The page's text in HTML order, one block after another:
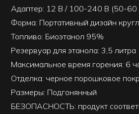
Адаптер: 12 В / 100-240 В (50-60
Форма: Портативный дизайн
Топливо: Биоэтанол 95%
Резервуар для этанола: 3,5 литра
Максимальное время горения: 6
Отделка: черное порошковое
Размеры: Подгонянный
БЕЗОПАСНОСТЬ: продукт